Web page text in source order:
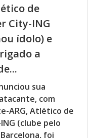
de
City-ING
ídolo) e
a
sua
com
ARG, Atlético de
(clube pelo
foi